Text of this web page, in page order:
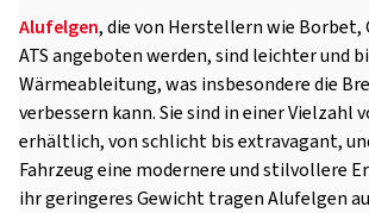
Alufelgen, die von Herstellern wie Borbet,
ATS angeboten werden, sind leichter und
Wärmeableitung, was insbesondere die
verbessern kann. Sie sind in einer Vielzahl
erhältlich, von schlicht bis extravagant,
Fahrzeug eine modernere und stilvollere
ihr geringeres Gewicht tragen Alufelgen